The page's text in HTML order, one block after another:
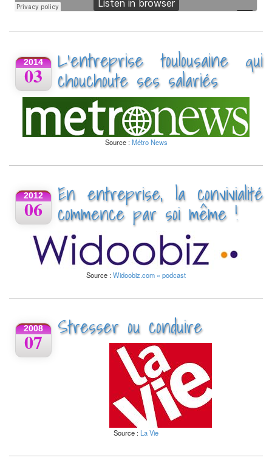
2014
03
L’entreprise toulousaine qui
chouchoute ses salariés
Source :Métro News
2012
06
En entreprise, la convivialité
commence par soi même !
Source :Widoobiz.com « podcast
2008
07
Stresser ou conduire
Source : La Vie